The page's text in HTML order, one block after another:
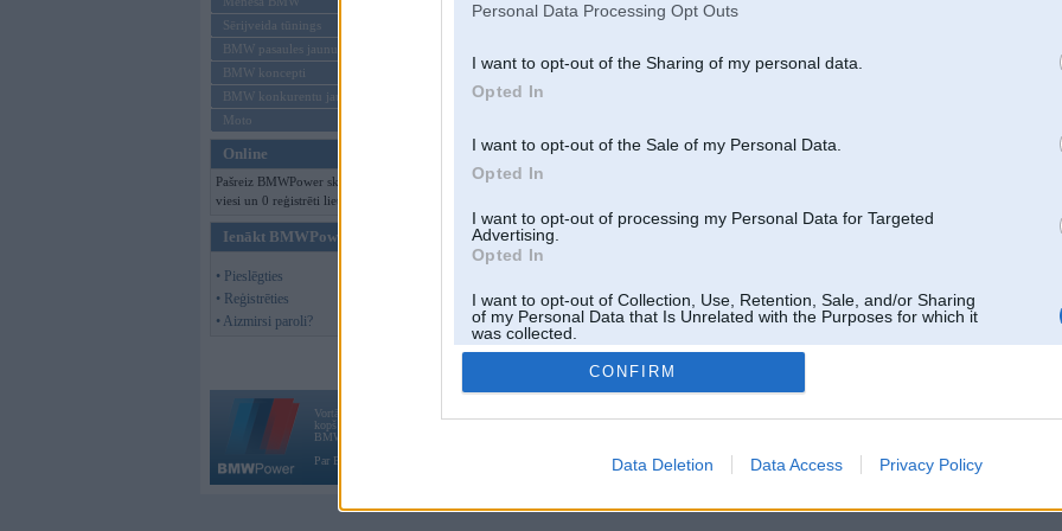
Personal Data Processing Opt Outs
I want to opt-out of the Sharing of my personal data.
Opted In
I want to opt-out of the Sale of my Personal Data.
Opted In
I want to opt-out of processing my Personal Data for Targeted
Advertising.
Opted In
I want to opt-out of Collection, Use, Retention, Sale, and/or Sharing
of my Personal Data that Is Unrelated with the Purposes for which it
was collected.
Opted Out
CONFIRM
Data Deletion Data Access Privacy Policy
Sērijveida tūnings
BMW pasaules jaunumi
BMW koncepti
BMW konkurentu jaunumi
Moto
Online
Pašreiz BMWPower skatās 188
viesi un 0 reģistrēti lietotāji.
Ienākt BMWPower
• Pieslēgties
• Reģistrēties
• Aizmirsi paroli?
Vortāls BMWPower.lv darbojas
kopš 2002. gada 14. maija. Tas nav auto klubs un nav saistīts ar
BMW AG.
Par BMWPower